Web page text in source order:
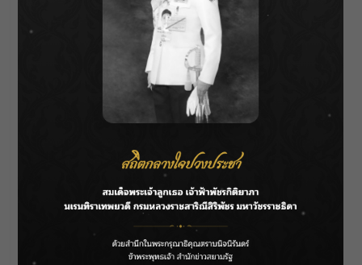
แห่งแฟชั่นใน Siam Paragon Bangkok
International Fashion Week 2023 ระหว่างวันที่ 5-
8 ตุลาคมนี้ ที่พาร์ค พารากอน สยามพารากอน
ติดตามความเคลื่อนไหวและรับชม Live แฟชั่น
โชว์ทั้งได้ทาง www.siamparagom.co.th หรือ เฟ